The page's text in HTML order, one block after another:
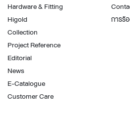
Hardware & Fitting
Higold
Collection
Project Reference
Editorial
News
E-Catalogue
Customer Care
การร้อ